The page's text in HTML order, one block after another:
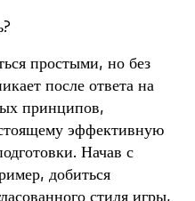
простыми, но без
после ответа на
принципов,
эффективную
Начав с
добиться
стиля игры,